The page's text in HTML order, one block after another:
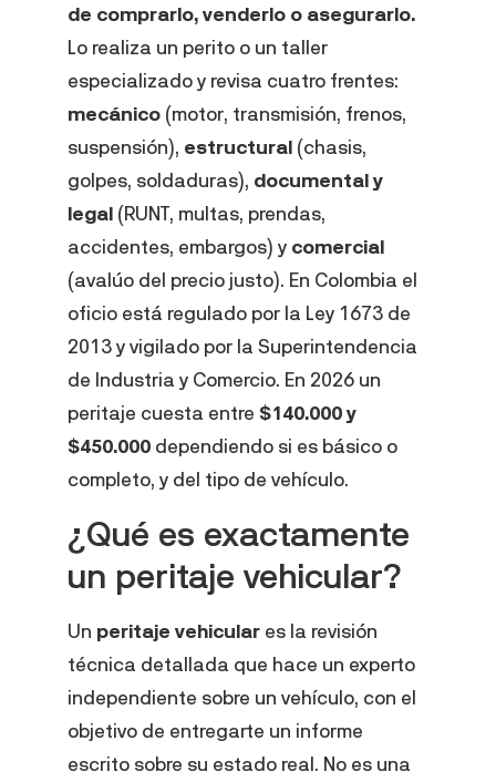
de comprarlo, venderlo o asegurarlo.
Lo realiza un perito o un taller
especializado y revisa cuatro frentes:
mecánico (motor, transmisión, frenos,
suspensión), estructural (chasis,
golpes, soldaduras), documental y
legal (RUNT, multas, prendas,
accidentes, embargos) y comercial
(avalúo del precio justo). En Colombia el
oficio está regulado por la Ley 1673 de
2013 y vigilado por la Superintendencia
de Industria y Comercio. En 2026 un
peritaje cuesta entre$140.000 y
$450.000 dependiendo si es básico o
completo, y del tipo de vehículo.
¿Qué es exactamente
un peritaje vehicular?
Un peritaje vehicular es la revisión
técnica detallada que hace un experto
independiente sobre un vehículo, con el
objetivo de entregarte un informe
escrito sobre su estado real. No es una